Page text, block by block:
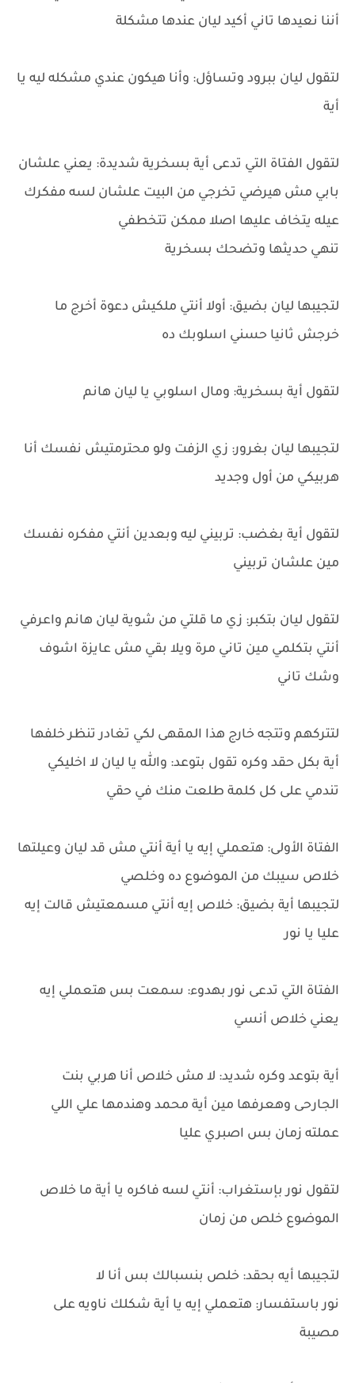
أننا نعيدها تاني أكيد ليان عندها مشكلة
لتقول ليان ببرود وتساؤل: وأنا هيكون عندي مشكله ليه يا
أية
لتقول الفتاة التي تدعى أية بسخرية شديدة: يعني علشان
بابي مش هيرضي تخرجي من البيت علشان لسه مفكرك
عيله يتخاف عليها اصلا ممكن تتخطفي
تنهي حديثها وتضحك بسخرية
لتجيبها ليان بضيق: أولا أنتي ملكيش دعوة أخرج ما
خرجش ثانيا حسني اسلوبك ده
لتقول أية بسخرية: ومال اسلوبي يا ليان هانم
لتجيبها ليان بغرور: زي الزفت ولو محترمتيش نفسك أنا
هربيكي من أول وجديد
لتقول أية بغضب: تربيني ليه وبعدين أنتي مفكره نفسك
مين علشان تربيني
لتقول ليان بتكبر: زي ما قلتي من شوية ليان هانم واعرفي
أنتي بتكلمي مين تاني مرة ويلا بقي مش عايزة اشوف
وشك تاني
لتتركهم وتتجه خارج هذا المقهى لكي تغادر تنظر خلفها
أية بكل حقد وكره تقول بتوعد: والله يا ليان لا اخليكي
تندمي على كل كلمة طلعت منك في حقي
الفتاة الأولى: هتعملي إيه يا أية أنتي مش قد ليان وعيلتها
خلاص سيبك من الموضوع ده وخلصي
لتجيبها أية بضيق: خلاص إيه أنتي مسمعتيش قالت إيه
عليا يا نور
الفتاة التي تدعى نور بهدوء: سمعت بس هتعملي إيه
يعني خلاص أنسي
أية بتوعد وكره شديد: لا مش خلاص أنا هربي بنت
الجارحى وهعرفها مين أية محمد وهندمها علي اللي
عملته زمان بس اصبري عليا
لتقول نور بإستغراب: أنتي لسه فاكره يا أية ما خلاص
الموضوع خلص من زمان
لتجيبها أيه بحقد: خلص بنسبالك بس أنا لا
نور باستفسار: هتعملي إيه يا أية شكلك ناويه على
مصيبة